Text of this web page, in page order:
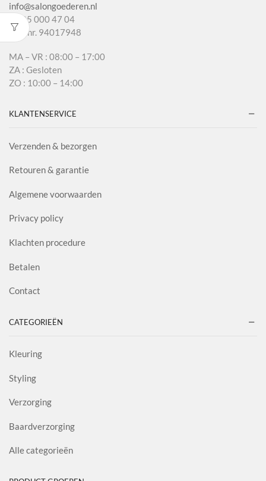
info@salongoederen.nl
T 085 000 47 04
KvK nr. 94017948
MA – VR : 08:00 – 17:00
ZA : Gesloten
ZO : 10:00 – 14:00
KLANTENSERVICE
Verzenden & bezorgen
Retouren & garantie
Algemene voorwaarden
Privacy policy
Klachten procedure
Betalen
Contact
CATEGORIEËN
Kleuring
Styling
Verzorging
Baardverzorging
Alle categorieën